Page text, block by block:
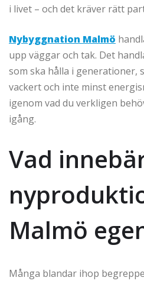
i livet – och det kräver rätt
Nybyggnation Malmö
upp väggar och tak. Det
som ska hålla i generationer,
vackert och inte minst
igenom vad du verkligen
igång.
Vad
Malmö
Många blandar ihop